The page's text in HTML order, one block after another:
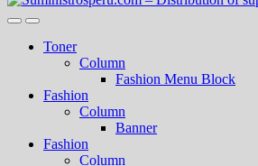
Toner
Column
Fashion Menu Block
Fashion
Column
Banner
Fashion
Column